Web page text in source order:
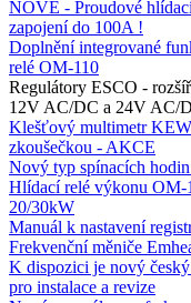
NOVÉ - Proudové
zapojení do 100A !
Doplnění integrované
relé OM-110
Regulátory ESCO -
12V AC/DC a 24V AC/
Klešťový multimetr
zkoušečkou - AKCE
Nový typ spínacích
Hlídací relé výkonu OM-
20/30kW
Manuál k nastavení
Frekvenční měniče
K dispozici je nový
pro instalace a revize